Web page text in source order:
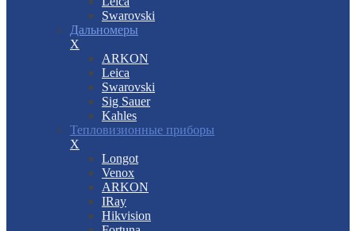
Swarovski
Дальномеры
X
ARKON
Leica
Swarovski
Sig Sauer
Kahles
Тепловизионные приборы
X
Longot
Venox
ARKON
IRay
Hikvision